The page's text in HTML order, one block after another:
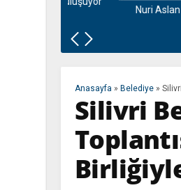
Nuri Aslan Silivri
Anasayfa » Belediye »
Silivri